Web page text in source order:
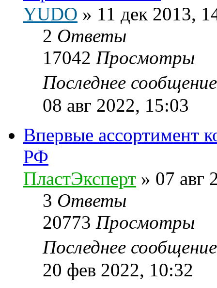
YUDO » 11 дек 2013,
2 Ответы
17042 Просмотры
Последнее
08 авг 2022, 15:03
Впервые ассортимент
РФ
ПластЭксперт » 07 авг
3 Ответы
20773 Просмотры
Последнее
20 фев 2022, 10:32